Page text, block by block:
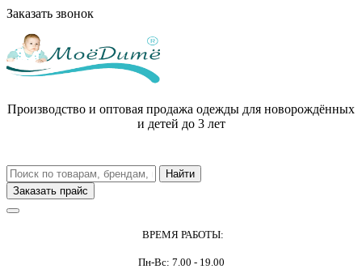
Заказать звонок
Производство и оптовая продажа одежды для новорождённых
и детей до 3 лет
Заказать прайс
ВРЕМЯ РАБОТЫ:
Пн-Вс: 7.00 - 19.00